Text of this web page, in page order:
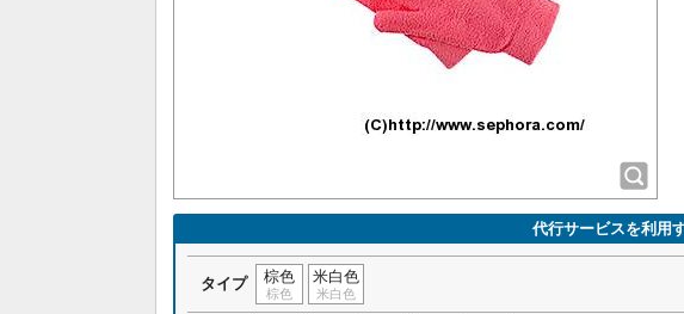
代行サービスを利用
タイプ 棕色
棕色
米白色
米白色